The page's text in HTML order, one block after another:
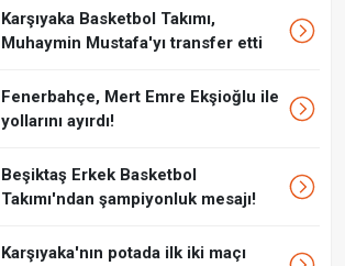
Karşıyaka Basketbol Takımı,
Muhaymin Mustafa'yı transfer etti
Fenerbahçe, Mert Emre Ekşioğlu ile
yollarını ayırdı!
Beşiktaş Erkek Basketbol
Takımı'ndan şampiyonluk mesajı!
Karşıyaka'nın potada ilk iki maçı